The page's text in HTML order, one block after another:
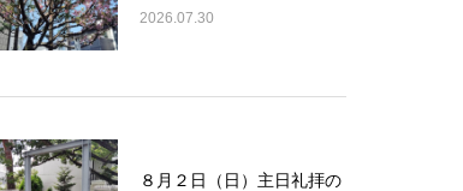
2026.07.30
８月２日（日）主日礼拝の